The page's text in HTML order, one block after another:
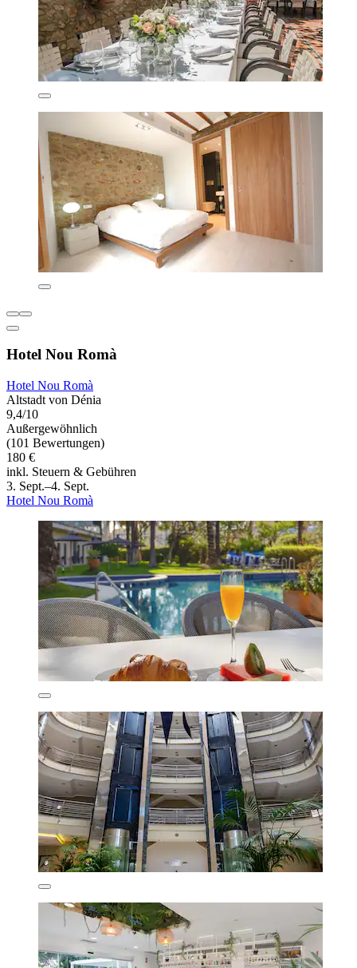
Hotel Nou Romà
Hotel Nou Romà
Altstadt von Dénia
9,4/10
Außergewöhnlich
(101 Bewertungen)
180 €
inkl. Steuern & Gebühren
3. Sept.–4. Sept.
Hotel Nou Romà